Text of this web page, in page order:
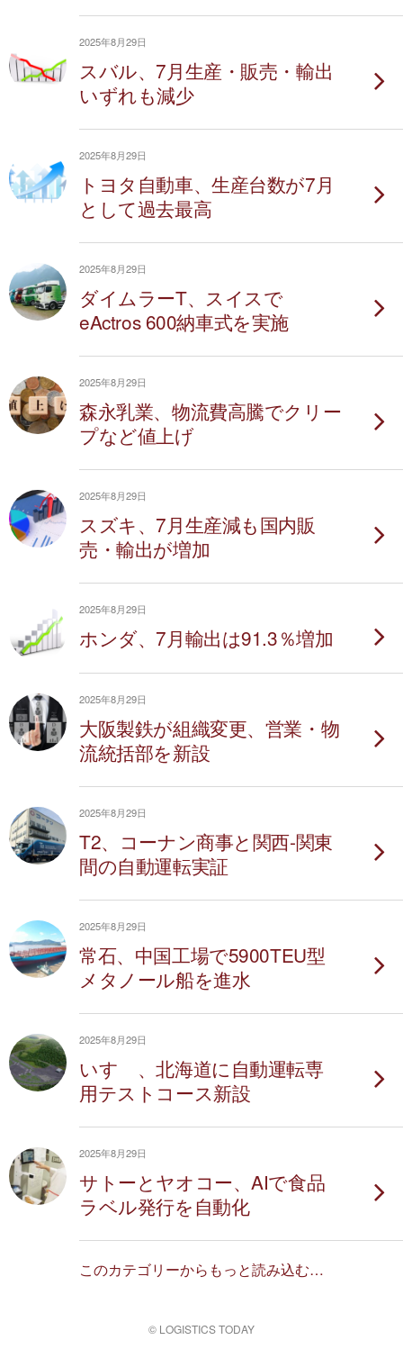
2025年8月29日
スバル、7月生産・販売・輸出
いずれも減少
2025年8月29日
トヨタ自動車、生産台数が7月
として過去最高
2025年8月29日
ダイムラーT、スイスで
eActros 600納車式を実施
2025年8月29日
森永乳業、物流費高騰でクリー
プなど値上げ
2025年8月29日
スズキ、7月生産減も国内販
売・輸出が増加
2025年8月29日
ホンダ、7月輸出は91.3％増加
2025年8月29日
大阪製鉄が組織変更、営業・物
流統括部を新設
2025年8月29日
T2、コーナン商事と関西‐関東
間の自動運転実証
2025年8月29日
常石、中国工場で5900TEU型
メタノール船を進水
2025年8月29日
いすゞ、北海道に自動運転専
用テストコース新設
2025年8月29日
サトーとヤオコー、AIで食品
ラベル発行を自動化
このカテゴリーからもっと読み込む…
© LOGISTICS TODAY